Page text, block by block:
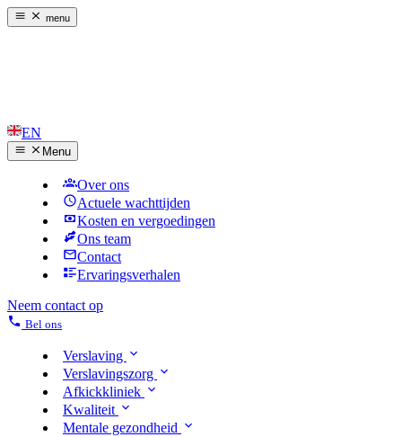
menu
EN
Menu
Over ons
Actuele wachttijden
Kosten en vergoedingen
Ons team
Contact
Ervaringsverhalen
Neem contact op
Bel ons
Verslaving
Verslavingszorg
Afkickkliniek
Kwaliteit
Mentale gezondheid